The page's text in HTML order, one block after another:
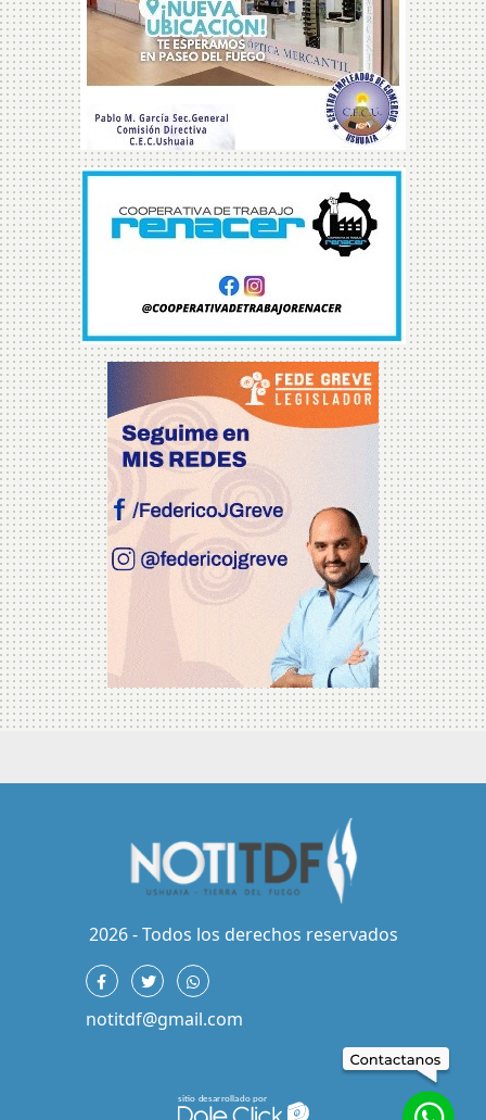
2026 - Todos los derechos reservados
notitdf@gmail.com